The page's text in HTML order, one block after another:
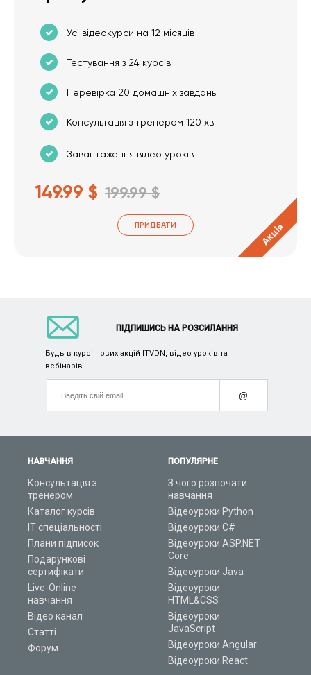
Усі відеокурси на 12 місяців
Тестування з 24 курсів
Перевірка 20 домашніх завдань
Консультація з тренером 120 хв
Завантаження відео уроків
149.99 $ 199.99 $
ПРИДБАТИ Акція
НАВЧАННЯ
Консультація з
тренером
Каталог курсів
ІТ спеціальності
Плани підписок
Подарункові
сертифікати
Live-Online
навчання
Відео канал
Статті
Форум
ПОПУЛЯРНЕ
З чого розпочати
навчання
Відеоуроки Python
Відеоуроки C#
Відеоуроки ASP.NET
Core
Відеоуроки Java
Відеоуроки
HTML&CSS
Відеоуроки
JavaScript
Відеоуроки Angular
Відеоуроки React
ПІДПИШИСЬ НА РОЗСИЛАННЯ
Будь в курсі нових акцій ITVDN, відео уроків та
вебінарів
@